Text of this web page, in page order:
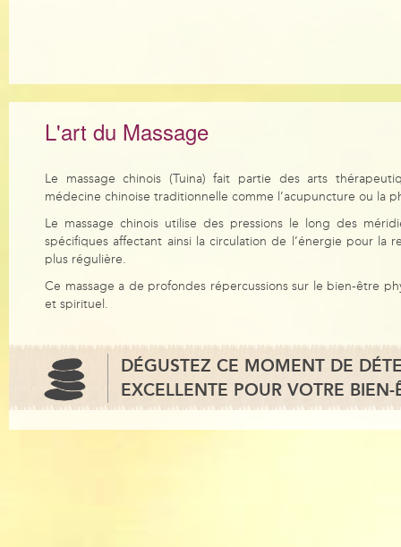
L'art du Massage
Le massage chinois (Tuina) fait partie des arts
médecine chinoise traditionnelle comme l’acupuncture ou la
Le massage chinois utilise des pressions le long des
spécifiques affectant ainsi la circulation de l’énergie pour la
plus régulière.
Ce massage a de profondes répercussions sur le bien-être
et spirituel.
DÉGUSTEZ CE MOMENT DE
EXCELLENTE POUR VOTRE BIEN-